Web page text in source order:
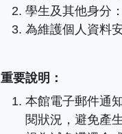
學生及其他身分
為維護個人資料
重要說明：
本館電子郵件通
閱狀況，避免產